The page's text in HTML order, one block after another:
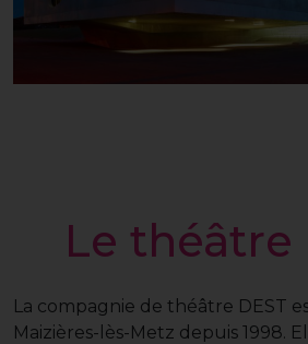
Le théâtre
La compagnie de théâtre DEST
Maizières-lès-Metz depuis 1998.